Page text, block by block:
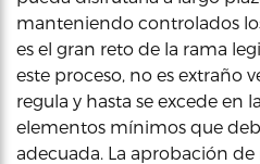
manteniendo controlados
es el gran reto de la rama
este proceso, no es extraño
regula y hasta se excede en
elementos mínimos que
adecuada. La aprobación de